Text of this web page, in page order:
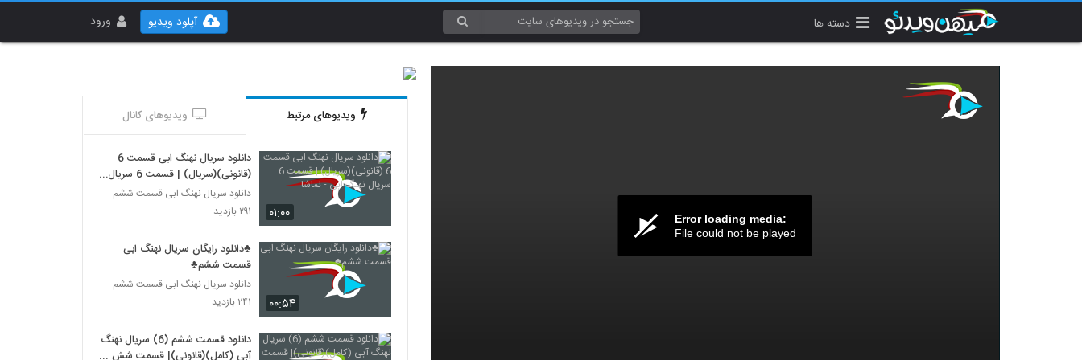
دسته ها ورود آپلود ویدیو
Error loading media:
File could not be played
ویدیوهای مرتبط ویدیوهای کانال
۰۱:۰۰
دانلود سریال نهنگ ابی قسمت 6
(قانونی)(سریال) | قسمت 6 سریال
نهنگ ابی - نماشا
دانلود سریال نهنگ ابی قسمت ششم
۲۹۱ بازدید
۰۰:۵۴
♣دانلود رایگان سریال نهنگ ابی
قسمت ششم♣
دانلود سریال نهنگ ابی قسمت ششم
۲۴۱ بازدید
دانلود قسمت ششم (6) سریال نهنگ
آبی (کامل)(قانونی)| قسمت شش